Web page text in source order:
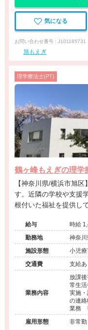
気になる
お問い合わせ番号 : J101185731
旭もえぎ
理学療法士(PT)
鶴ヶ峰もえぎの理学
【神奈川県/横浜市旭区】 放課後等デイサービスでのお仕
す。近隣の学校や支援
根付いた福祉を提供し
給与
勤務地
神奈
施設形態
小児療
交通費
支給あ
業務内容
放課
常生活
実施
の連
業務
雇用形態
非常勤